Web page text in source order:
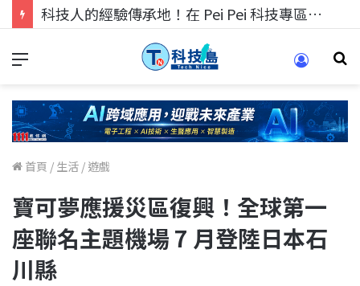
科技人的經驗傳承地！在 Pei Pei 科技專區，與學弟妹交流最硬核的技術
首頁 / 生活 / 遊戲
寶可夢應援災區復興！全球第一
座聯名主題機場 7 月登陸日本石
川縣